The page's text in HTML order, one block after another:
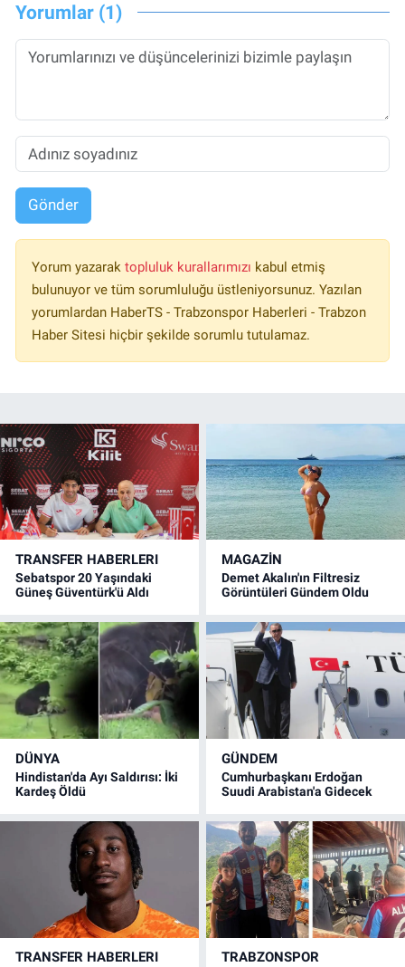
Yorumlar (1)
Gönder
Yorum yazarak topluluk kurallarımızı kabul etmiş
bulunuyor ve tüm sorumluluğu üstleniyorsunuz. Yazılan
yorumlardan HaberTS - Trabzonspor Haberleri - Trabzon
Haber Sitesi hiçbir şekilde sorumlu tutulamaz.
TRANSFER HABERLERI
Sebatspor 20 Yaşındaki
Güneş Güventürk'ü Aldı
MAGAZİN
Demet Akalın'ın Filtresiz
Görüntüleri Gündem Oldu
DÜNYA
Hindistan'da Ayı Saldırısı: İki
Kardeş Öldü
GÜNDEM
Cumhurbaşkanı Erdoğan
Suudi Arabistan'a Gidecek
TRANSFER HABERLERI TRABZONSPOR